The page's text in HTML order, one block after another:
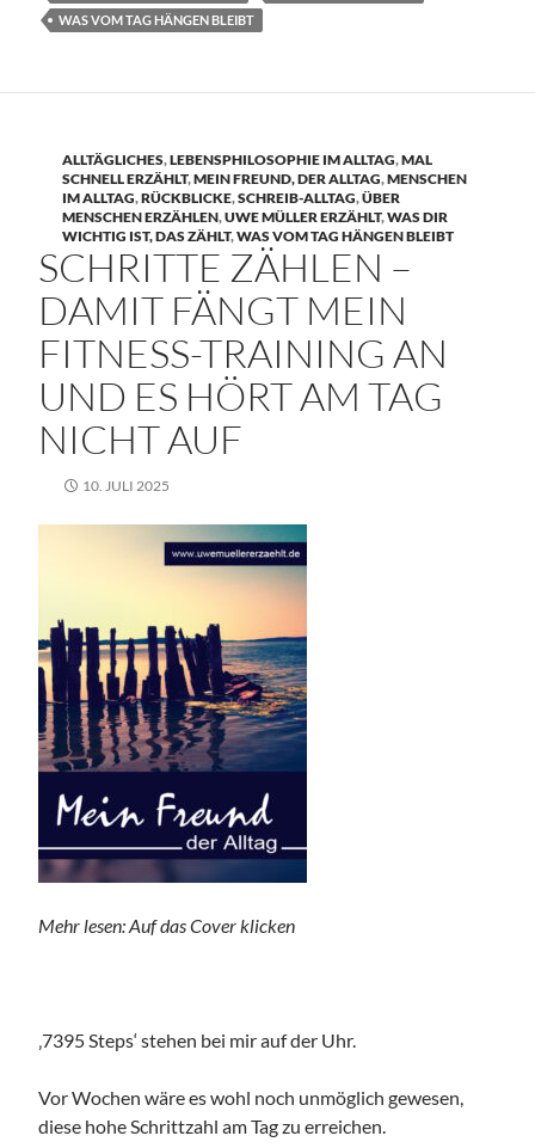
WAS VOM TAG HÄNGEN BLEIBT
ALLTÄGLICHES,LEBENSPHILOSOPHIE IM ALLTAG,MAL
SCHNELL ERZÄHLT,MEIN FREUND, DER ALLTAG,MENSCHEN
IM ALLTAG,RÜCKBLICKE,SCHREIB-ALLTAG,ÜBER
MENSCHEN ERZÄHLEN,UWE MÜLLER ERZÄHLT,WAS DIR
WICHTIG IST, DAS ZÄHLT,WAS VOM TAG HÄNGEN BLEIBT
SCHRITTE ZÄHLEN –
DAMIT FÄNGT MEIN
FITNESS-TRAINING AN
UND ES HÖRT AM TAG
NICHT AUF
10. JULI 2025
Mehr lesen: Auf das Cover klicken
‚7395 Steps‘ stehen bei mir auf der Uhr.
Vor Wochen wäre es wohl noch unmöglich gewesen,
diese hohe Schrittzahl am Tag zu erreichen.